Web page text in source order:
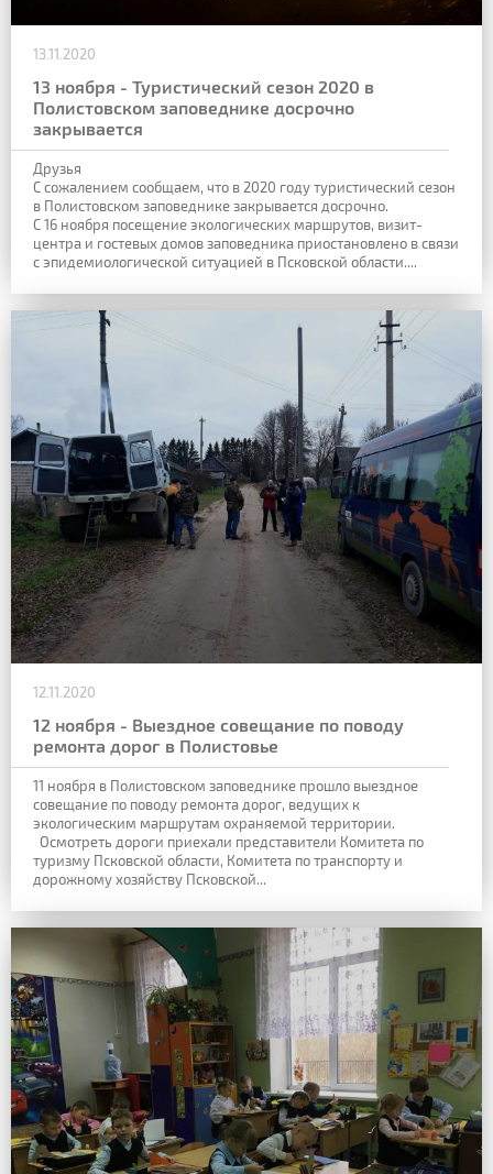
13.11.2020
13 ноября - Туристический сезон 2020 в
Полистовском заповеднике досрочно
закрывается
Друзья
С сожалением сообщаем, что в 2020 году туристический сезон
в Полистовском заповеднике закрывается досрочно.
С 16 ноября посещение экологических маршрутов, визит-
центра и гостевых домов заповедника приостановлено в связи
с эпидемиологической ситуацией в Псковской области....
12.11.2020
12 ноября - Выездное совещание по поводу
ремонта дорог в Полистовье
11 ноября в Полистовском заповеднике прошло выездное
совещание по поводу ремонта дорог, ведущих к
экологическим маршрутам охраняемой территории.
Осмотреть дороги приехали представители Комитета по
туризму Псковской области, Комитета по транспорту и
дорожному хозяйству Псковской...